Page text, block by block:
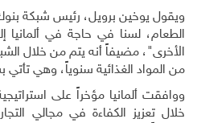
ويقول يوخين برويل، رئيس شبكة
الطعام، لسنا في حاجة في ألمانيا
من المواد الغذائية سنوياً، وهي
ووافقت ألمانيا مؤخراً على
خلال تعزيز الكفاءة في مجالي